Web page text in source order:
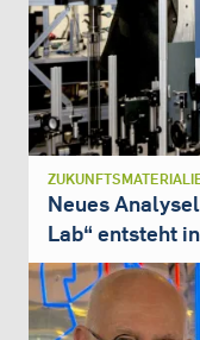
Neues
Lab“ entsteht